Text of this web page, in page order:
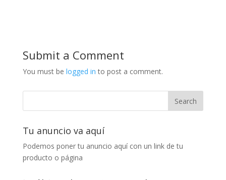
Submit a Comment
You must be logged in to post a comment.
Tu anuncio va aquí
Podemos poner tu anuncio aquí con un link de tu
producto o página